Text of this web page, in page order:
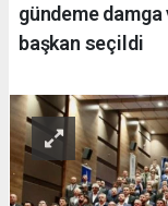
gündeme damga
başkan seçildi